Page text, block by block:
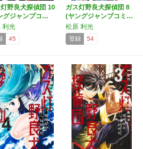
野良犬探偵団 10
グジャンプコ…
利光
45
ガス灯野良犬探偵団 8
(ヤングジャンプコミ…
松原 利光
登録 54